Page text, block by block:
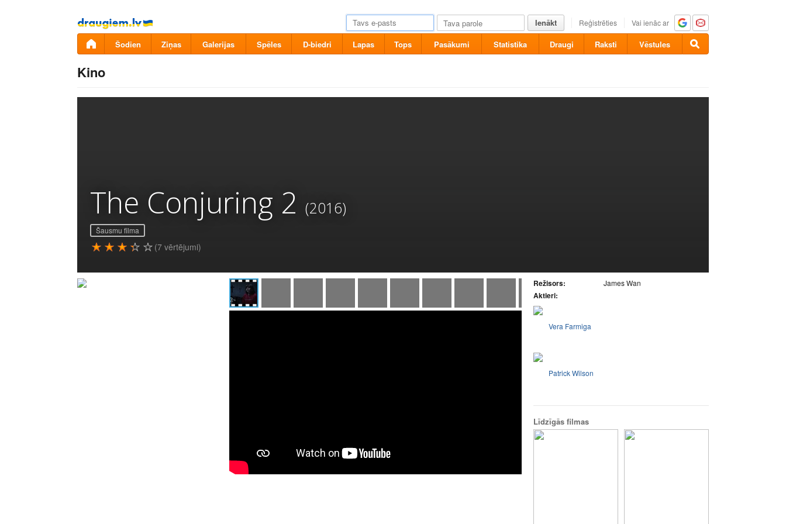
Pāriet
uz
saturu
Ienākt Reģistrēties Vai ienāc ar
Šodien Ziņas Galerijas Spēles D-biedri Lapas Tops Pasākumi Statistika Draugi Raksti Vēstules
Kino
The Conjuring 2 (2016)
Šausmu filma
(7 vērtējumi)
Režisors: James Wan
Aktieri:
Vera Farmiga
Patrick Wilson
Līdzīgās filmas